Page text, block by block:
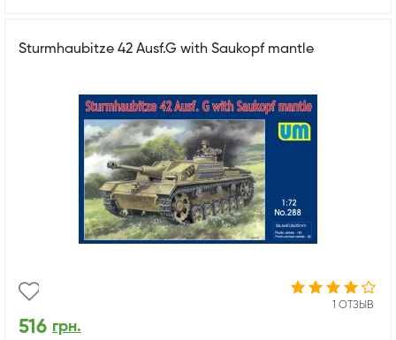
Sturmhaubitze 42 Ausf.G with Saukopf mantle
1 ОТЗЫВ
516 грн.